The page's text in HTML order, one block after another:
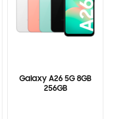
Galaxy A26 5G 8GB
256GB